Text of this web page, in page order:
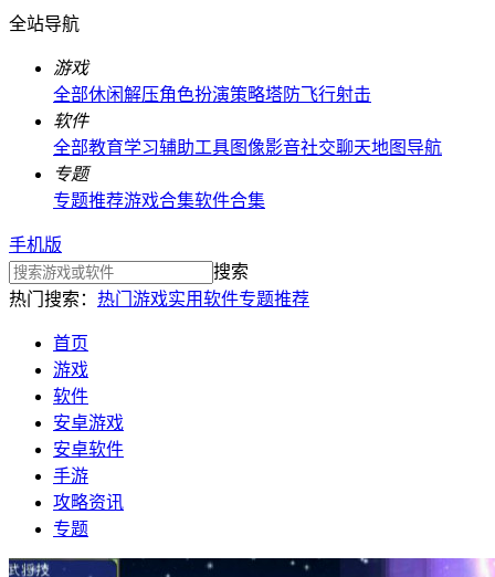
全站导航
游戏
全部休闲解压角色扮演策略塔防飞行射击
软件
全部教育学习辅助工具图像影音社交聊天地图导航
专题
专题推荐游戏合集软件合集
手机版
搜索
热门搜索： 热门游戏实用软件专题推荐
首页
游戏
软件
安卓游戏
安卓软件
手游
攻略资讯
专题